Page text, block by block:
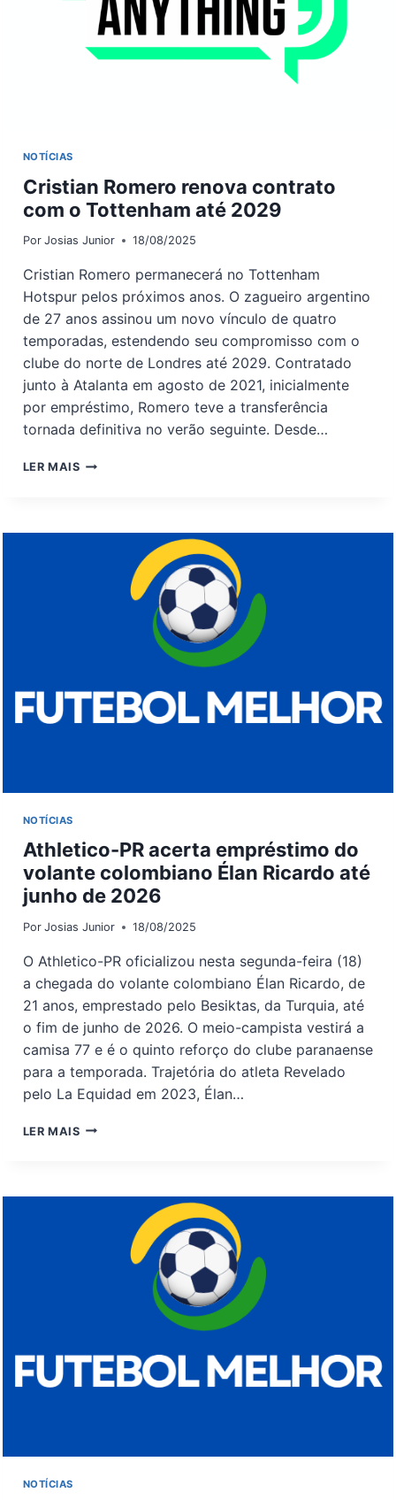
POR
SAÍDA
NOTÍCIAS
Cristian Romero renova contrato
com o Tottenham até 2029
Por Josias Junior 18/08/2025
Cristian Romero permanecerá no Tottenham
Hotspur pelos próximos anos. O zagueiro argentino
de 27 anos assinou um novo vínculo de quatro
temporadas, estendendo seu compromisso com o
clube do norte de Londres até 2029. Contratado
junto à Atalanta em agosto de 2021, inicialmente
por empréstimo, Romero teve a transferência
tornada definitiva no verão seguinte. Desde…
LER MAISCRISTIAN
COM
TOTTENHAM
NOTÍCIAS
Athletico-PR acerta empréstimo do
volante colombiano Élan Ricardo até
junho de 2026
Por Josias Junior 18/08/2025
O Athletico-PR oficializou nesta segunda-feira (18)
a chegada do volante colombiano Élan Ricardo, de
21 anos, emprestado pelo Besiktas, da Turquia, até
o fim de junho de 2026. O meio-campista vestirá a
camisa 77 e é o quinto reforço do clube paranaense
para a temporada. Trajetória do atleta Revelado
pelo La Equidad em 2023, Élan…
LER MAISATHLETICO-
DO
COLOMBIANO
RICARDO
NOTÍCIAS